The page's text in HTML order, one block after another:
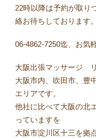
22時以降は予約が取り
絡お待ちしております。
06-4862-7250迄、お気
大阪出張マッサージ
大阪市内、吹田市、豊
エリアです。
他社に比べて大阪の北
っていますを
大阪市淀川区十三を拠